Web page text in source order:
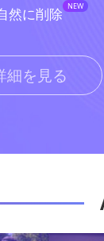
然に削除 NEW
細を見る